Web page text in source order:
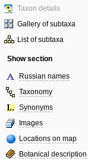
Taxon details
Gallery of subtaxa
List of subtaxa
Show section
Russian names
Taxonomy
Synonyms
Images
Locations on map
Botanical description